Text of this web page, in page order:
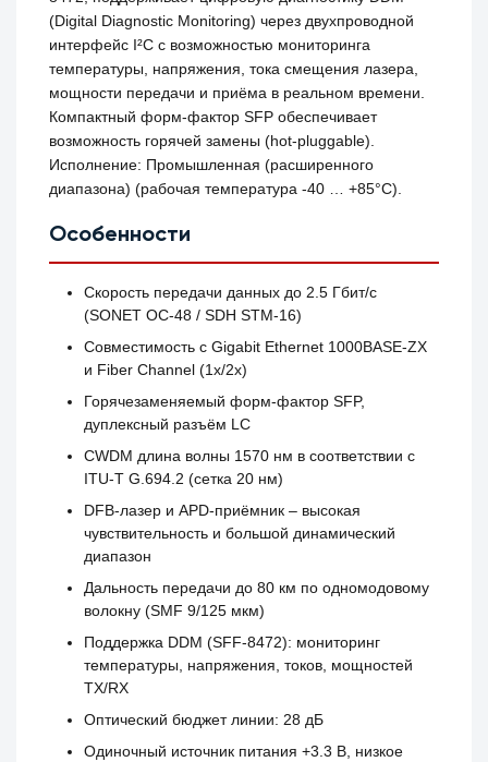
(Digital Diagnostic Monitoring) через двухпроводной
интерфейс I²C с возможностью мониторинга
температуры, напряжения, тока смещения лазера,
мощности передачи и приёма в реальном времени.
Компактный форм-фактор SFP обеспечивает
возможность горячей замены (hot-pluggable).
Исполнение: Промышленная (расширенного
диапазона) (рабочая температура -40 … +85°C).
Особенности
Скорость передачи данных до 2.5 Гбит/с
(SONET OC-48 / SDH STM-16)
Совместимость с Gigabit Ethernet 1000BASE-ZX
и Fiber Channel (1x/2x)
Горячезаменяемый форм-фактор SFP,
дуплексный разъём LC
CWDM длина волны 1570 нм в соответствии с
ITU-T G.694.2 (сетка 20 нм)
DFB-лазер и APD-приёмник – высокая
чувствительность и большой динамический
диапазон
Дальность передачи до 80 км по одномодовому
волокну (SMF 9/125 мкм)
Поддержка DDM (SFF-8472): мониторинг
температуры, напряжения, токов, мощностей
TX/RX
Оптический бюджет линии: 28 дБ
Одиночный источник питания +3.3 В, низкое